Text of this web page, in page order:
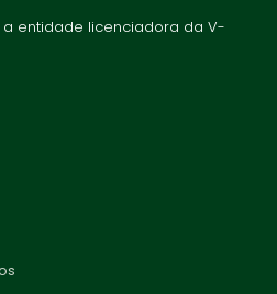
a entidade licenciadora da V-